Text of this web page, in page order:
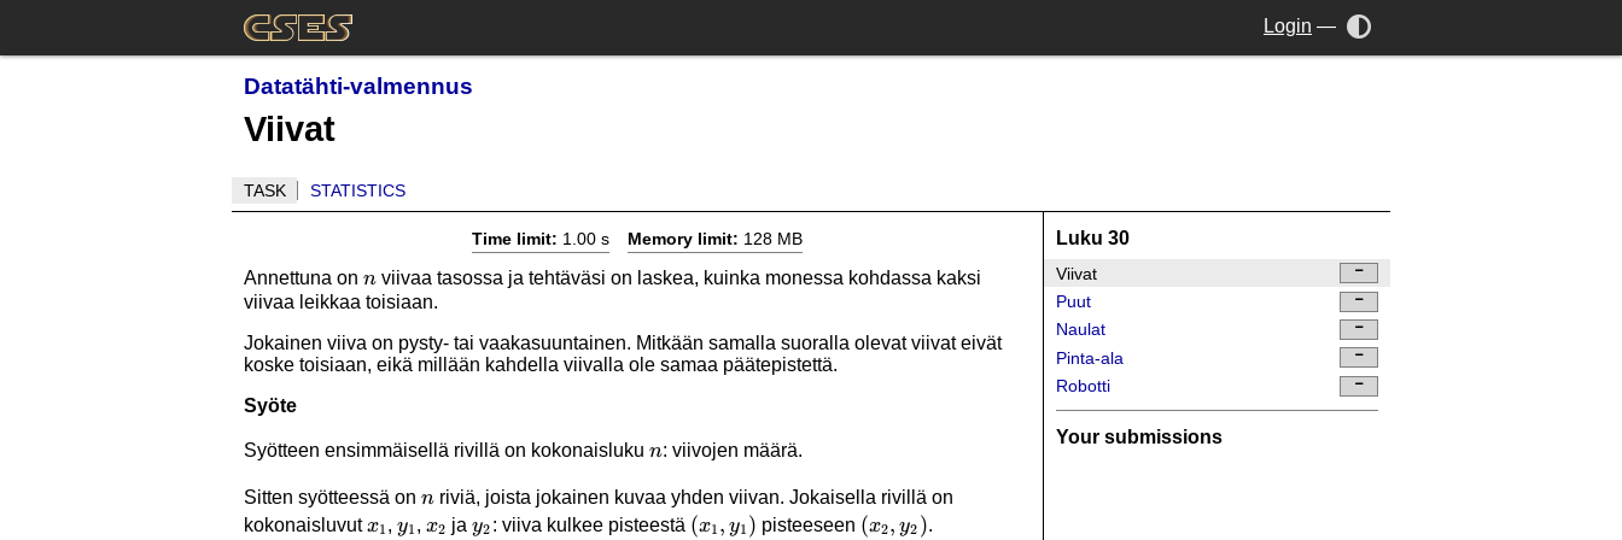
Login —
Datatähti-valmennus
Viivat
TASK STATISTICS
Time limit: 1.00 s Memory limit: 128 MB
Annettuna on n
nviivaa tasossa ja tehtäväsi on laskea, kuinka monessa kohdassa kaksi
viivaa leikkaa toisiaan.
Jokainen viiva on pysty- tai vaakasuuntainen. Mitkään samalla suoralla olevat viivat eivät
koske toisiaan, eikä millään kahdella viivalla ole samaa päätepistettä.
Syöte
Syötteen ensimmäisellä rivillä on kokonaisluku n
n: viivojen määrä.
Sitten syötteessä on n
nriviä, joista jokainen kuvaa yhden viivan. Jokaisella rivillä on
kokonaisluvutx_1
x1 , y_1
y1 ,x_2
x2 jay_2
y2 : viiva kulkee pisteestä (x_1,y_1)
(x1 , y1 ) pisteeseen (x_2,y_2)
(x2, y2 ).
Luku 30
Viivat
Puut
Naulat
Pinta-ala
Robotti
Your submissions